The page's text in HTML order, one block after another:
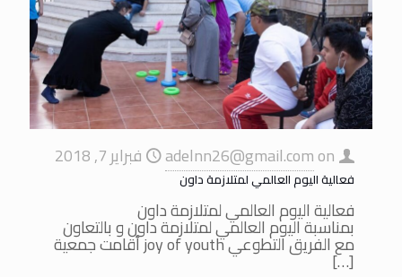
adelnn26@gmail.comon فبراير 7, 2018
فعالية اليوم العالمي لمتلازمة داون
فعالية اليوم العالمي لمتلازمة داون
بمناسبة اليوم العالمي لمتلازمة داون و بالتعاون
مع الفريق التطوعي joy of youth أقامت جمعية
[…]